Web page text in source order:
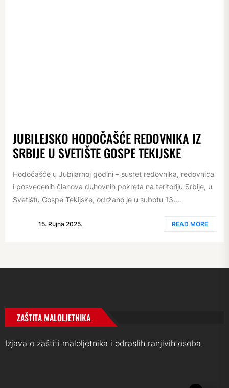
JUBILEJSKO HODOČAŠĆE REDOVNIKA IZ
SRBIJE U SVETIŠTE GOSPE TEKIJSKE
Hodočašće u Jubilarnoj godini – susret redovnika, redovnica
i posvećenih članova duhovnih pokreta na teritoriju Srbije, u
Svetištu Gospe Tekijske, održano je u subotu 13....
15. Rujna 2025. READ MORE
ZAŠTITA MALOLJETNIKA
Izjava o zaštiti maloljetnika i odraslih ranjivih osoba